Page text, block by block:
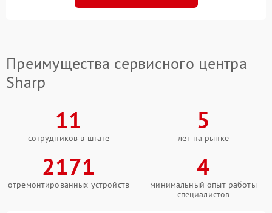
Преимущества сервисного центра
Sharp
11
сотрудников в штате
5
лет на рынке
2171
отремонтированных устройств
4
минимальный опыт работы
специалистов